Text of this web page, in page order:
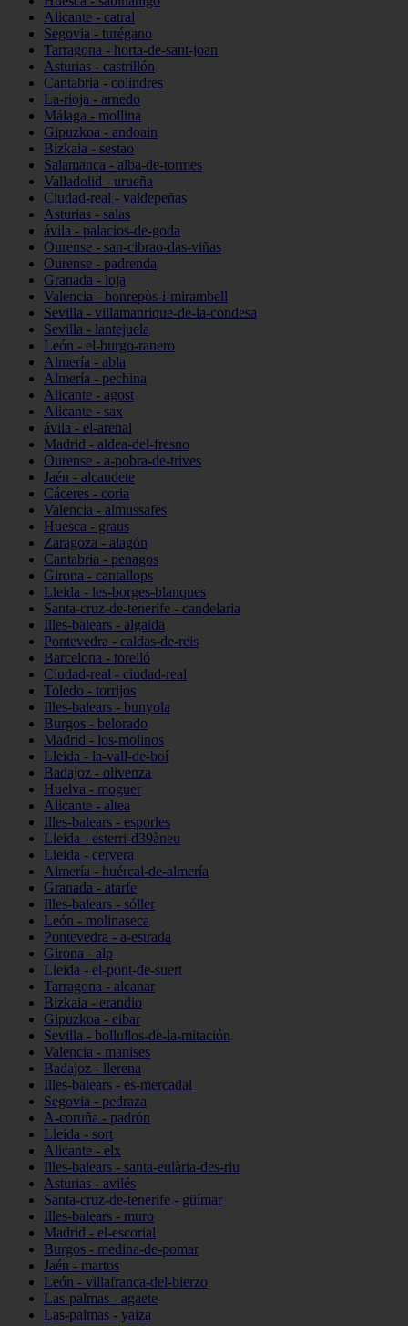
Alicante - catral
Segovia - turégano
Tarragona - horta-de-sant-joan
Asturias - castrillón
Cantabria - colindres
La-rioja - arnedo
Málaga - mollina
Gipuzkoa - andoain
Bizkaia - sestao
Salamanca - alba-de-tormes
Valladolid - urueña
Ciudad-real - valdepeñas
Asturias - salas
ávila - palacios-de-goda
Ourense - san-cibrao-das-viñas
Ourense - padrenda
Granada - loja
Valencia - bonrepòs-i-mirambell
Sevilla - villamanrique-de-la-condesa
Sevilla - lantejuela
León - el-burgo-ranero
Almería - abla
Almería - pechina
Alicante - agost
Alicante - sax
ávila - el-arenal
Madrid - aldea-del-fresno
Ourense - a-pobra-de-trives
Jaén - alcaudete
Cáceres - coria
Valencia - almussafes
Huesca - graus
Zaragoza - alagón
Cantabria - penagos
Girona - cantallops
Lleida - les-borges-blanques
Santa-cruz-de-tenerife - candelaria
Illes-balears - algaida
Pontevedra - caldas-de-reis
Barcelona - torelló
Ciudad-real - ciudad-real
Toledo - torrijos
Illes-balears - bunyola
Burgos - belorado
Madrid - los-molinos
Lleida - la-vall-de-boí
Badajoz - olivenza
Huelva - moguer
Alicante - altea
Illes-balears - esporles
Lleida - esterri-d39àneu
Lleida - cervera
Almería - huércal-de-almería
Granada - atarfe
Illes-balears - sóller
León - molinaseca
Pontevedra - a-estrada
Girona - alp
Lleida - el-pont-de-suert
Tarragona - alcanar
Bizkaia - erandio
Gipuzkoa - eibar
Sevilla - bollullos-de-la-mitación
Valencia - manises
Badajoz - llerena
Illes-balears - es-mercadal
Segovia - pedraza
A-coruña - padrón
Lleida - sort
Alicante - elx
Illes-balears - santa-eulària-des-riu
Asturias - avilés
Santa-cruz-de-tenerife - güímar
Illes-balears - muro
Madrid - el-escorial
Burgos - medina-de-pomar
Jaén - martos
León - villafranca-del-bierzo
Las-palmas - agaete
Las-palmas - yaiza